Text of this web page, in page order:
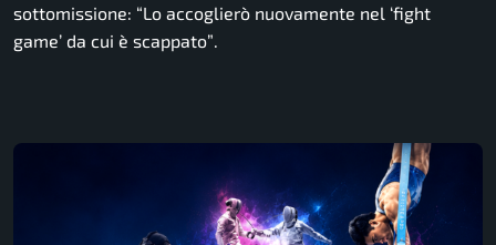
sottomissione: “Lo accoglierò nuovamente nel ‘fight
game’ da cui è scappato”